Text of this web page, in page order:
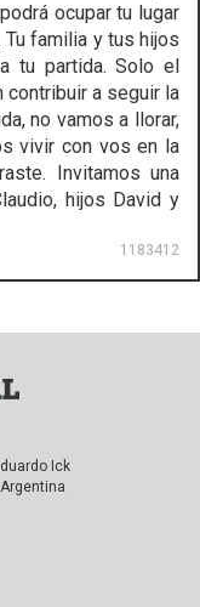
ocupar tu lugar
familia y tus hijos
tu partida. Solo el
contribuir a seguir la
no vamos a llorar,
vivir con vos en la
Invitamos una
hijos David y
1183412
Ick